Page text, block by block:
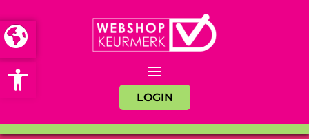
Open toolbar
LOGIN